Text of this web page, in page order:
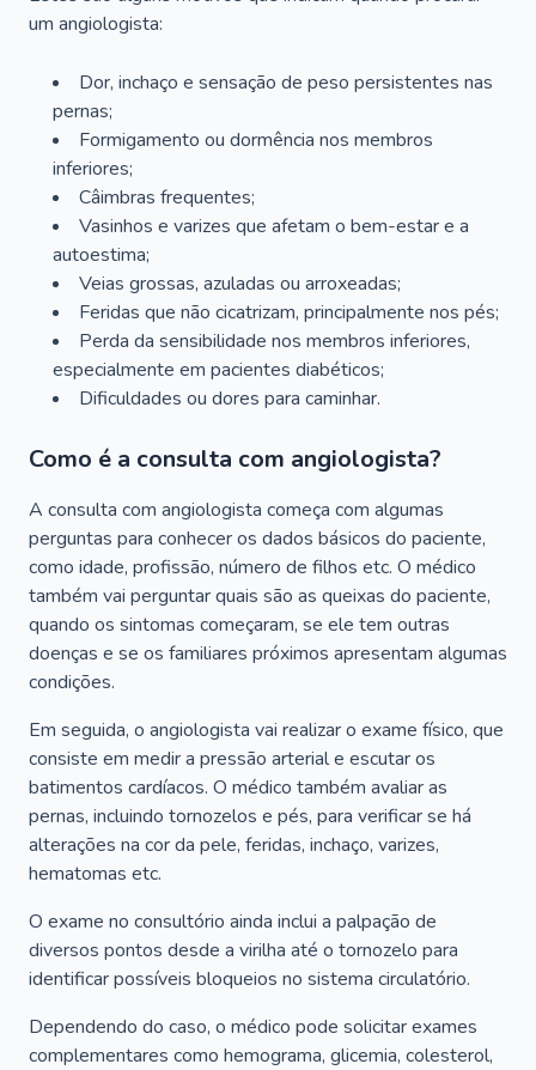
um angiologista:
Dor, inchaço e sensação de peso persistentes nas
pernas;
Formigamento ou dormência nos membros
inferiores;
Câimbras frequentes;
Vasinhos e varizes que afetam o bem-estar e a
autoestima;
Veias grossas, azuladas ou arroxeadas;
Feridas que não cicatrizam, principalmente nos pés;
Perda da sensibilidade nos membros inferiores,
especialmente em pacientes diabéticos;
Dificuldades ou dores para caminhar.
Como é a consulta com angiologista?
A consulta com angiologista começa com algumas
perguntas para conhecer os dados básicos do paciente,
como idade, profissão, número de filhos etc. O médico
também vai perguntar quais são as queixas do paciente,
quando os sintomas começaram, se ele tem outras
doenças e se os familiares próximos apresentam algumas
condições.
Em seguida, o angiologista vai realizar o exame físico, que
consiste em medir a pressão arterial e escutar os
batimentos cardíacos. O médico também avaliar as
pernas, incluindo tornozelos e pés, para verificar se há
alterações na cor da pele, feridas, inchaço, varizes,
hematomas etc.
O exame no consultório ainda inclui a palpação de
diversos pontos desde a virilha até o tornozelo para
identificar possíveis bloqueios no sistema circulatório.
Dependendo do caso, o médico pode solicitar exames
complementares como hemograma, glicemia, colesterol,